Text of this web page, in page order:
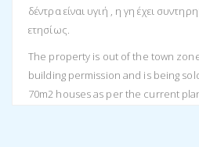
δέντρα είναι υγιή , η γη έχει
ετησίως.
The property is out of the town
building permission and is being
70m2 houses as per the current